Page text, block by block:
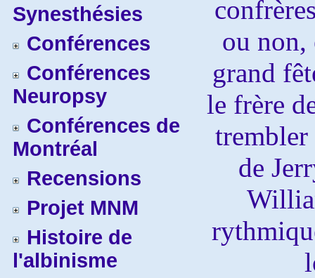
Synesthésies
Conférences
Conférences
Neuropsy
Conférences de
Montréal
Recensions
Projet MNM
Histoire de
l'albinisme
ou non,
grand
le frère
de